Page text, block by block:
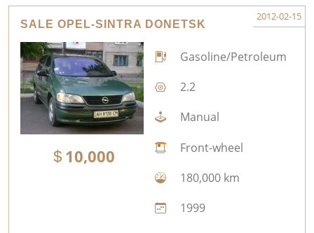
SALE OPEL-SINTRA DONETSK
2012-02-15
10,000
Gasoline/Petroleum
2.2
Manual
Front-wheel
180,000 km
1999